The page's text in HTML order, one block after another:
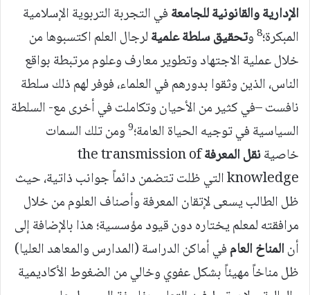
الإدارية والقانونية للجامعةفي التجربة التربوية الإسلامية
المبكرة؛8وتحقيق سلطة علميةلرجال العلم اكتسبوها من
خلال عملية الاجتهاد وتطوير معارف وعلوم مرتبطة بواقع
الناس، الذين وثقوا بدورهم في العلماء، فوفر لهم ذلك سلطة
نافست –في كثير من الأحيان وتكاملت في أخرى مع- السلطة
السياسية في توجيه الحياة العامة؛9ومن تلك السمات
خاصيةنقل المعرفةthe transmission of
knowledge التي ظلت تتضمن دائماً جوانب ذاتية، حيث
ظل الطالب يسعى لإتقان المعرفة وأصناف العلوم من خلال
مرافقته لمعلم يختاره دون قيود مؤسسية؛ هذا بالإضافة إلى
أنالمناخ العامفي أماكن الدراسة (المدارس والمعاهد العليا)
ظل مناخاً مهيئاً بشكل عفوي وخالي من الضغوط الأكاديمية